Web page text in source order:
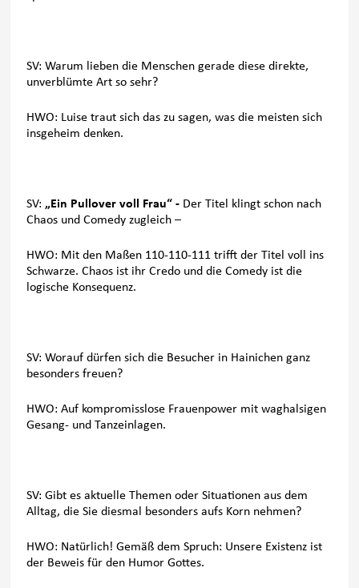
SV: Warum lieben die Menschen gerade diese direkte,
unverblümte Art so sehr?
HWO: Luise traut sich das zu sagen, was die meisten sich
insgeheim denken.
SV:„Ein Pullover voll Frau“ - Der Titel klingt schon nach
Chaos und Comedy zugleich –
HWO: Mit den Maßen 110-110-111 trifft der Titel voll ins
Schwarze. Chaos ist ihr Credo und die Comedy ist die
logische Konsequenz.
SV: Worauf dürfen sich die Besucher in Hainichen ganz
besonders freuen?
HWO: Auf kompromisslose Frauenpower mit waghalsigen
Gesang- und Tanzeinlagen.
SV: Gibt es aktuelle Themen oder Situationen aus dem
Alltag, die Sie diesmal besonders aufs Korn nehmen?
HWO: Natürlich! Gemäß dem Spruch: Unsere Existenz ist
der Beweis für den Humor Gottes.